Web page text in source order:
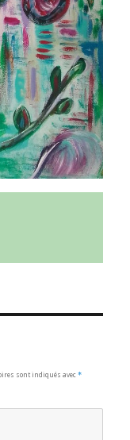
sont indiqués avec*